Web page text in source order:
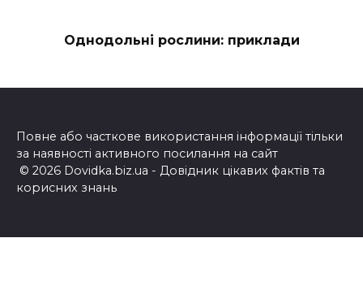
Однодольні рослини: приклади
Повне або часткове використання інформації тільки
за наявності активного посилання на сайт
© 2026 Dovidka.biz.ua - Довідник цікавих фактів та
корисних знань